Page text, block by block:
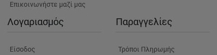
Επικοινωνήστε μαζί μας
Λογαριασμός
Είσοδος
Παραγγελίες
Τρόποι Πληρωμής